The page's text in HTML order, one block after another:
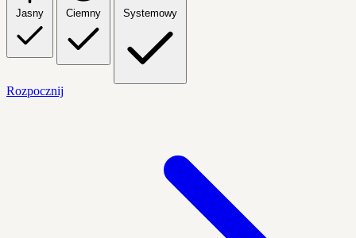
Jasny Ciemny Systemowy
Rozpocznij